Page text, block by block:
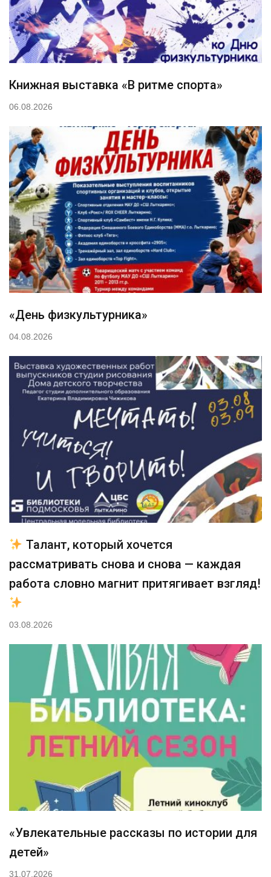
Книжная выставка «В ритме спорта»
06.08.2026
«День физкультурника»
04.08.2026
Талант, который хочется
рассматривать снова и снова — каждая
работа словно магнит притягивает взгляд!
03.08.2026
«Увлекательные рассказы по истории для
детей»
31.07.2026